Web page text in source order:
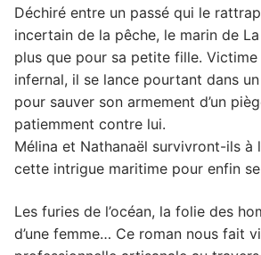
Déchiré entre un passé qui le
incertain de la pêche, le marin de
plus que pour sa petite fille. Victime
infernal, il se lance pourtant dans
pour sauver son armement d’un
patiemment contre lui.
Mélina et Nathanaël survivront-ils à
cette intrigue maritime pour enfin
Les furies de l’océan, la folie des
d’une femme… Ce roman nous fait